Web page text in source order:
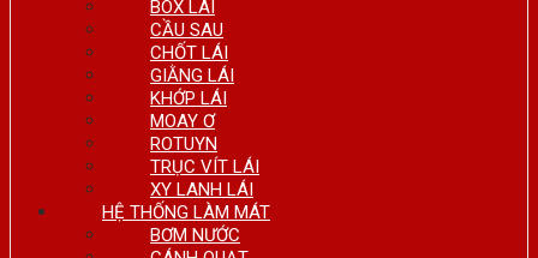
BOX LÁI
CẦU SAU
CHỐT LÁI
GIẰNG LÁI
KHỚP LÁI
MOAY Ơ
ROTUYN
TRỤC VÍT LÁI
XY LANH LÁI
HỆ THỐNG LÀM MÁT
BƠM NƯỚC